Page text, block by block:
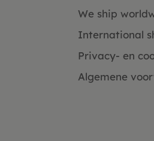
We ship
International
Privacy- en
Algemene